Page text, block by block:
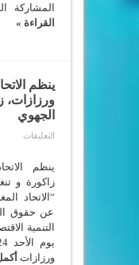
المشاركة
القراءة »
ينظم
ورزازات،
الجهوي
التعليقات
تنغير
مغلقة
ينظم
زاكورة و
“الاتحاد
عن حقوق
التنمية
ورزازات